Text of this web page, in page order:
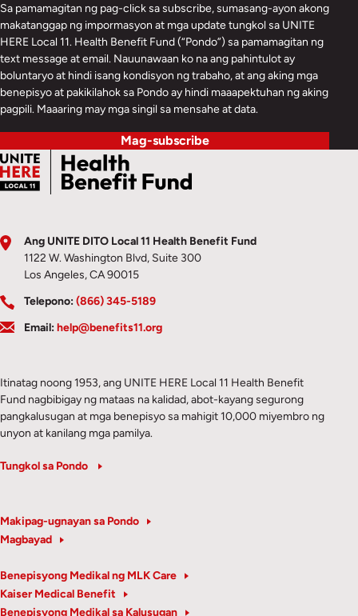
Sa pamamagitan ng pag-click sa subscribe, sumasang-ayon akong
makatanggap ng impormasyon at mga update tungkol sa UNITE
HERE Local 11. Health Benefit Fund (“Pondo”) sa pamamagitan ng
text message at email. Nauunawaan ko na ang pahintulot ay
boluntaryo at hindi isang kondisyon ng trabaho, at ang aking mga
benepisyo at pakikilahok sa Pondo ay hindi maaapektuhan ng aking
pagpili. Maaaring may mga singil sa mensahe at data.
Mag-subscribe
Ang UNITE DITO Local 11 Health Benefit Fund
1122 W. Washington Blvd, Suite 300
Los Angeles, CA 90015
Telepono:(866) 345-5189
Email:help@benefits11.org
Itinatag noong 1953, ang UNITE HERE Local 11 Health Benefit
Fund nagbibigay ng mataas na kalidad, abot-kayang segurong
pangkalusugan at mga benepisyo sa mahigit 10,000 miyembro ng
unyon at kanilang mga pamilya.
Tungkol sa Pondo
Makipag-ugnayan sa Pondo
Magbayad
Benepisyong Medikal ng MLK Care
Kaiser Medical Benefit
Benepisyong Medikal sa Kalusugan